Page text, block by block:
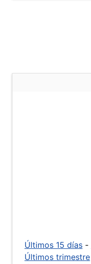
Últimos 15 días -
Últimos trimestre